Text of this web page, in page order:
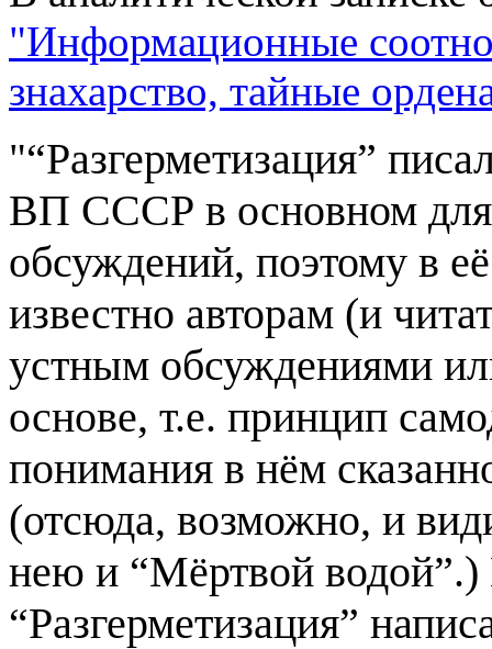
"Информационные
знахарство, тайные
"“Разгерметизация”
ВП СССР в основном для
обсуждений, поэтому в
известно авторам (и
устным обсуждениями
основе, т.е. принцип
понимания в нём
(отсюда, возможно, и
нею и “Мёртвой водой”.)
“Разгерметизация”